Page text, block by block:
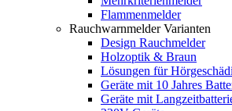
Flammenmelder
Rauchwarnmelder Varianten
Design Rauchmelder
Holzoptik & Braun
Lösungen für
Geräte mit 10 Jahres
Geräte mit